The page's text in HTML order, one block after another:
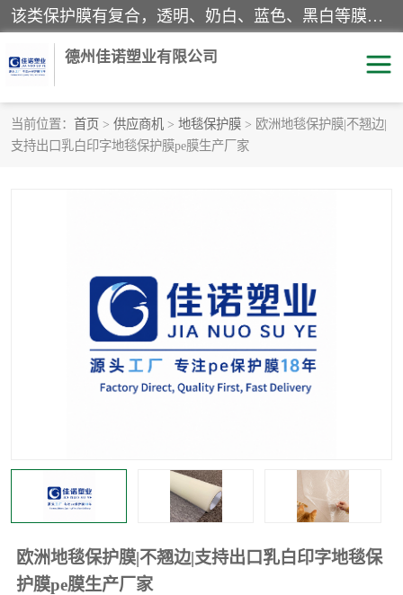
该类保护膜有复合，透明、奶白、蓝色、黑白等膜型。特高粘，高粘，中高粘，中粘，中低粘，低粘等。对于不同的粘力要求有相应的产品相适配。无胶渍残留污染。在较宽的收卷幅度下平整无皱纹，收卷长度大，利于机械化及自动化施工粘贴。为您的产品提供的表面保护解决方案。 产品广泛适用于：铝材、不锈钢、金属、塑料、电子、家电、家具、玻璃、化工材料、装饰材料等。
德州佳诺塑业有限公司
当前位置： 首页 > 供应商机 > 地毯保护膜 > 欧洲地毯保护膜|不翘边|
支持出口乳白印字地毯保护膜pe膜生产厂家
欧洲地毯保护膜|不翘边|支持出口乳白印字地毯保
护膜pe膜生产厂家
pe保护膜 包装膜
黑白保护膜 乳白保护膜
明蓝保护膜 纯黑保护膜
印字保护膜 彩钢板保护膜
不锈钢板保护膜 一次性隔离膜